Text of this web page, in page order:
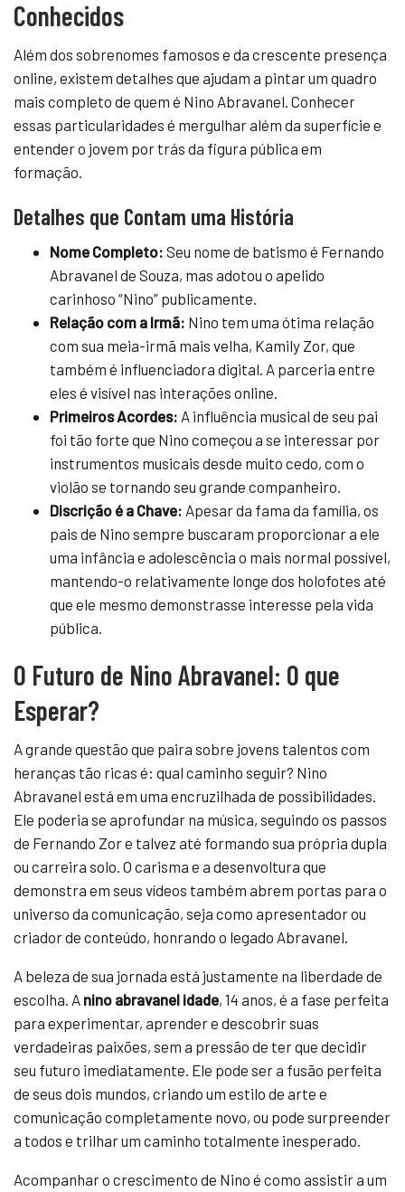
Conhecidos
Além dos sobrenomes famosos e da crescente presença
online, existem detalhes que ajudam a pintar um quadro
mais completo de quem é Nino Abravanel. Conhecer
essas particularidades é mergulhar além da superfície e
entender o jovem por trás da figura pública em
formação.
Detalhes que Contam uma História
Nome Completo: Seu nome de batismo é Fernando
Abravanel de Souza, mas adotou o apelido
carinhoso “Nino” publicamente.
Relação com a Irmã: Nino tem uma ótima relação
com sua meia-irmã mais velha, Kamily Zor, que
também é influenciadora digital. A parceria entre
eles é visível nas interações online.
Primeiros Acordes: A influência musical de seu pai
foi tão forte que Nino começou a se interessar por
instrumentos musicais desde muito cedo, com o
violão se tornando seu grande companheiro.
Discrição é a Chave: Apesar da fama da família, os
pais de Nino sempre buscaram proporcionar a ele
uma infância e adolescência o mais normal possível,
mantendo-o relativamente longe dos holofotes até
que ele mesmo demonstrasse interesse pela vida
pública.
O Futuro de Nino Abravanel: O que
Esperar?
A grande questão que paira sobre jovens talentos com
heranças tão ricas é: qual caminho seguir? Nino
Abravanel está em uma encruzilhada de possibilidades.
Ele poderia se aprofundar na música, seguindo os passos
de Fernando Zor e talvez até formando sua própria dupla
ou carreira solo. O carisma e a desenvoltura que
demonstra em seus vídeos também abrem portas para o
universo da comunicação, seja como apresentador ou
criador de conteúdo, honrando o legado Abravanel.
A beleza de sua jornada está justamente na liberdade de
escolha. A nino abravanel idade, 14 anos, é a fase perfeita
para experimentar, aprender e descobrir suas
verdadeiras paixões, sem a pressão de ter que decidir
seu futuro imediatamente. Ele pode ser a fusão perfeita
de seus dois mundos, criando um estilo de arte e
comunicação completamente novo, ou pode surpreender
a todos e trilhar um caminho totalmente inesperado.
Acompanhar o crescimento de Nino é como assistir a um